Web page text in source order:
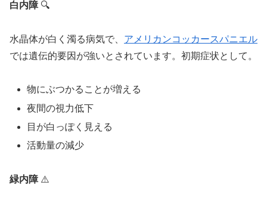
白内障 🔍
水晶体が白く濁る病気で、 アメリカンコッカースパニエル
では遺伝的要因が強いとされています。初期症状として。
物にぶつかることが増える
夜間の視力低下
目が白っぽく見える
活動量の減少
緑内障 ⚠️